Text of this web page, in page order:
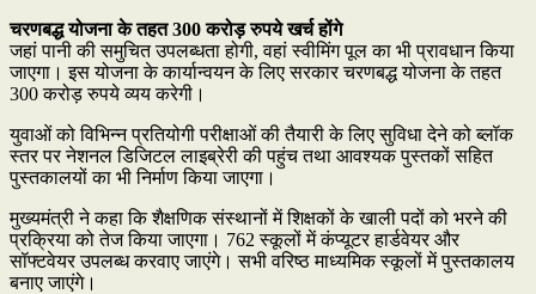
चरणबद्ध योजना के तहत 300 करोड़ रुपये खर्च होंगे
जहां पानी की समुचित उपलब्धता होगी, वहां स्वीमिंग पूल का भी प्रावधान किया
जाएगा। इस योजना के कार्यान्वयन के लिए सरकार चरणबद्ध योजना के तहत
300 करोड़ रुपये व्यय करेगी।
युवाओं को विभिन्न प्रतियोगी परीक्षाओं की तैयारी के लिए सुविधा देने को ब्लॉक
स्तर पर नेशनल डिजिटल लाइब्रेरी की पहुंच तथा आवश्यक पुस्तकों सहित
पुस्तकालयों का भी निर्माण किया जाएगा।
मुख्यमंत्री ने कहा कि शैक्षणिक संस्थानों में शिक्षकों के खाली पदों को भरने की
प्रक्रिया को तेज किया जाएगा। 762 स्कूलों में कंप्यूटर हार्डवेयर और
सॉफ्टवेयर उपलब्ध करवाए जाएंगे। सभी वरिष्ठ माध्यमिक स्कूलों में पुस्तकालय
बनाए जाएंगे।